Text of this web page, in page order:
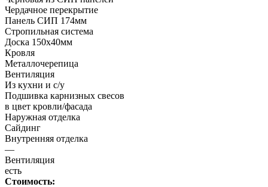
Чердачное перекрытие
Панель СИП 174мм
Стропильная система
Доска 150х40мм
Кровля
Металлочерепица
Вентиляция
Из кухни и с/у
Подшивка карнизных свесов
в цвет кровли/фасада
Наружная отделка
Сайдинг
Внутренняя отделка
—
Вентиляция
есть
Стоимость: